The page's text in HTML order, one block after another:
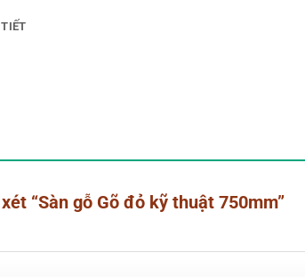
“Sàn gỗ Gõ đỏ kỹ thuật 750mm”